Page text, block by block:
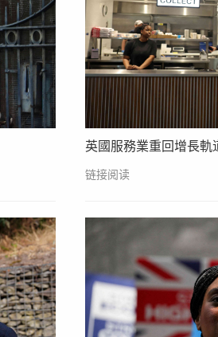
英國服務業重回增長軌
链接阅读